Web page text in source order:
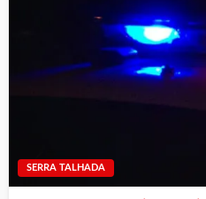
SERRA TALHADA